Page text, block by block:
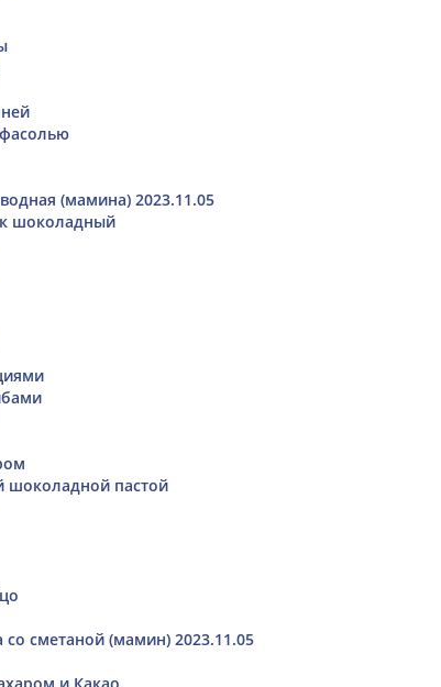
(мамина) 2023.11.05
шоколадный
шоколадной пастой
сметаной (мамин) 2023.11.05